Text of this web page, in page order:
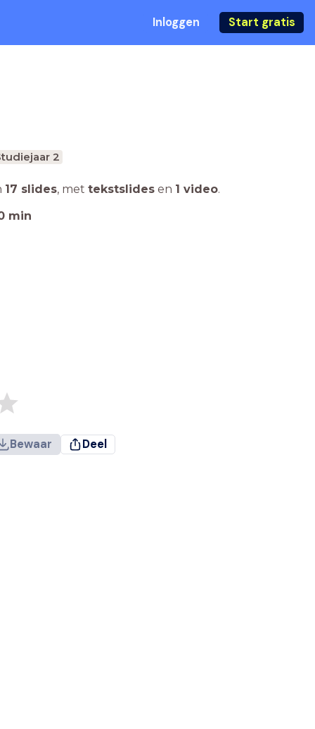
Inloggen Start gratis
2
17 slides, met tekstslides en 1 video.
min
Bewaar Deel